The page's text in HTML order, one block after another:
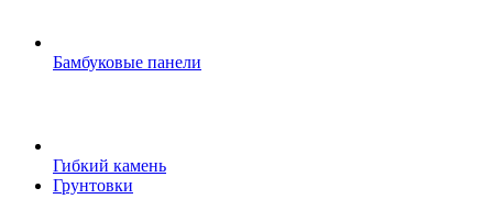
Бамбуковые панели
Гибкий камень
Грунтовки